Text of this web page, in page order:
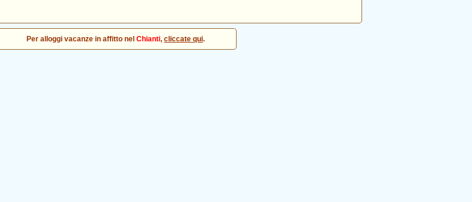
Per alloggi vacanze in affitto nel Chianti, cliccate qui.